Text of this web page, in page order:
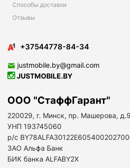
Способы доставки
Отзывы
+37544778-84-34
justmobile.by@gmail.com
JUSTMOBILE.BY
ООО "СтаффГарант"
220029, г. Минск, пр. Машерова,
УНП 193745060
р/с
ЗАО Альфа Банк
БИК банка ALFABY2X